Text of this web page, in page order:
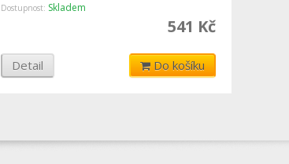
Dostupnost: Skladem
541 Kč
Detail Do košíku